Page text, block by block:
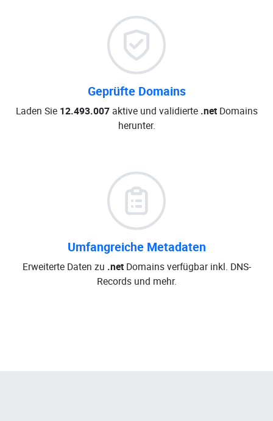
Geprüfte Domains
Laden Sie 12.493.007aktive und validierte .netDomains
herunter.
Umfangreiche Metadaten
Erweiterte Daten zu .netDomains verfügbar inkl. DNS-
Records und mehr.